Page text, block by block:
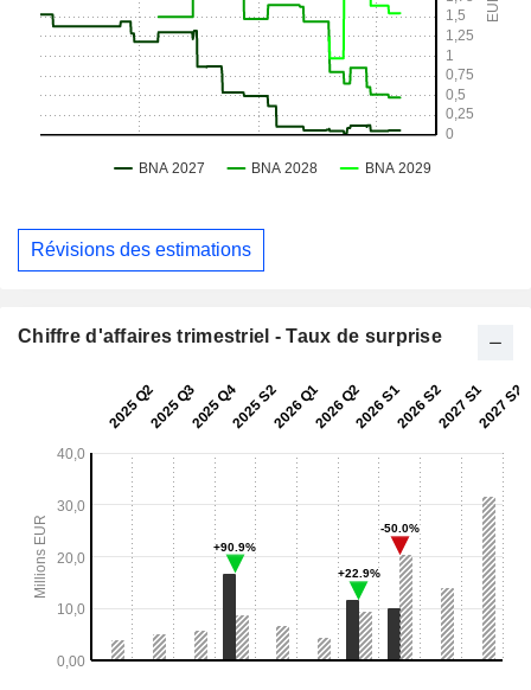
Révisions des estimations
Chiffre d'affaires trimestriel - Taux de surprise